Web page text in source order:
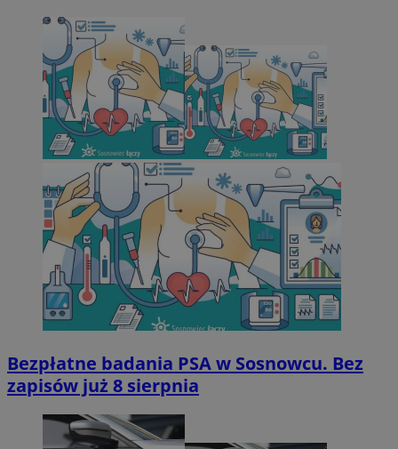
Bezpłatne badania PSA w Sosnowcu. Bez
zapisów już 8 sierpnia